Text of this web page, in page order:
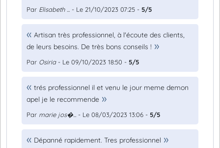
Par Elisabeth ... - Le 21/10/2023 07:25 - 5/5
Artisan très professionnel, à l'écoute des clients,
de leurs besoins. De très bons conseils !
Par Osiria- Le 09/10/2023 18:50 - 5/5
trés professionnel il et venu le jour meme demon
apel je le recommende
Par marie jos�... - Le 08/03/2023 13:06 - 5/5
Dépanné rapidement. Tres professionnel